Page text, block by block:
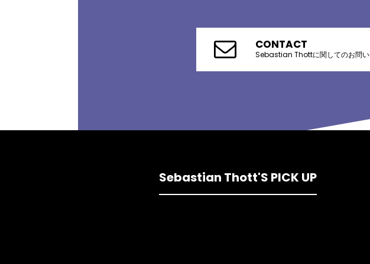
CONTACT
Sebastian Thottに関してのお問い
Sebastian Thott'S PICK UP